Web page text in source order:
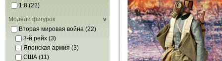
1:8 (22)
Модели фигурок
v
Вторая мировая война (22)
3-й рейх (3)
Японская армия (3)
США (11)